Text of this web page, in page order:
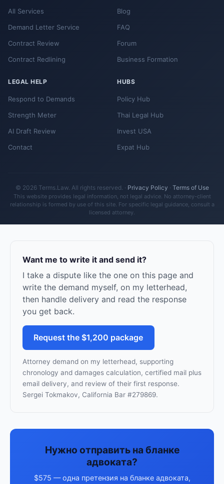
All Services
Demand Letter Service
Contract Review
Contract Redlining
Blog
FAQ
Forum
Business Formation
LEGAL HELP
Respond to Demands
Strength Meter
AI Draft Review
Contact
HUBS
Policy Hub
Thai Legal Hub
Invest USA
Expat Hub
© 2026 Terms.Law. All rights reserved. · Privacy Policy · Terms of Use
This website provides legal information, not legal advice. No attorney-client
relationship is formed by use of this site. For specific legal guidance, consult a
licensed attorney.
Want me to write it and send it?
I take a dispute like the one on this page and
write the demand myself, on my letterhead,
then handle delivery and read the response
you get back.
Request the $1,200 package
Attorney demand on my letterhead, supporting
chronology and damages calculation, certified mail plus
email delivery, and review of their first response.
Sergei Tokmakov, California Bar #279869.
Нужно отправить на бланке
адвоката?
$575 — одна претензия на бланке адвоката,